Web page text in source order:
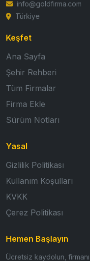
info@goldfirma.com
Türkiye
Keşfet
Ana Sayfa
Şehir Rehberi
Tüm Firmalar
Firma Ekle
Sürüm Notları
Yasal
Gizlilik Politikası
Kullanım Koşulları
KVKK
Çerez Politikası
Hemen Başlayın
Ücretsiz kaydolun,